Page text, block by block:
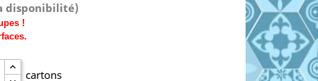
disponibilité)
!
cartons